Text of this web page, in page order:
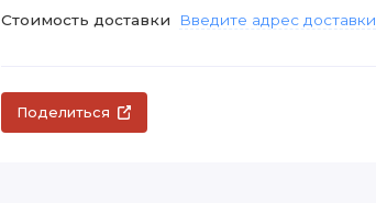
Стоимость доставки Введите адрес доставки
Поделиться